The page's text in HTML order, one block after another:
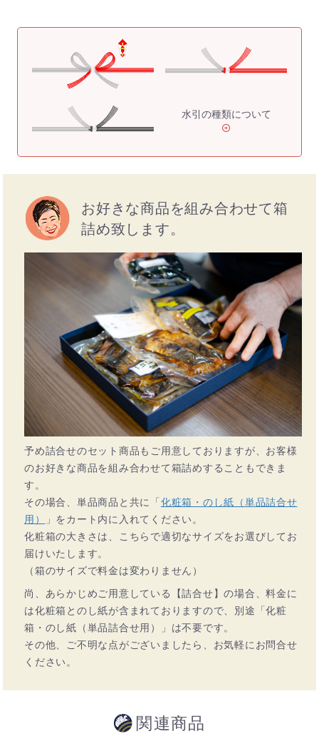
水引の種類について
お好きな商品を組み合わせて箱
詰め致します。
予め詰合せのセット商品もご用意しておりますが、お客様
のお好きな商品を組み合わせて箱詰めすることもできま
す。
その場合、単品商品と共に「 化粧箱・のし紙（単品詰合せ
用）
」をカート内に入れてください。
化粧箱の大きさは、こちらで適切なサイズをお選びしてお
届けいたします。
（箱のサイズで料金は変わりません）
尚、あらかじめご用意している【詰合せ】の場合、料金に
は化粧箱とのし紙が含まれておりますので、別途「化粧
箱・のし紙（単品詰合せ用）」は不要です。
その他、ご不明な点がございましたら、お気軽にお問合せ
ください。
関連商品